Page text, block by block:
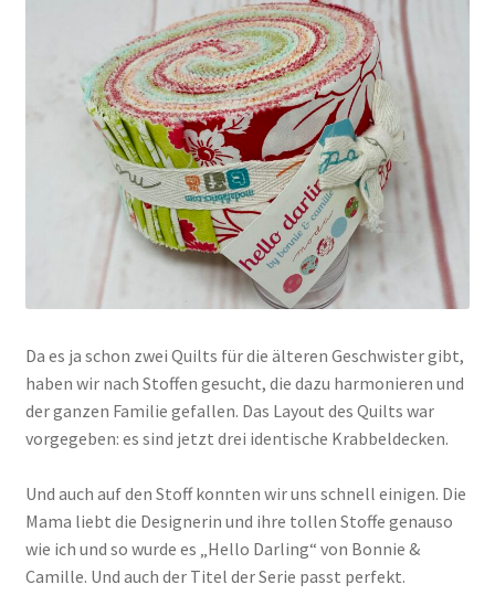
Da es ja schon zwei Quilts für die älteren Geschwister gibt,
haben wir nach Stoffen gesucht, die dazu harmonieren und
der ganzen Familie gefallen. Das Layout des Quilts war
vorgegeben: es sind jetzt drei identische Krabbeldecken.
Und auch auf den Stoff konnten wir uns schnell einigen. Die
Mama liebt die Designerin und ihre tollen Stoffe genauso
wie ich und so wurde es „Hello Darling“ von Bonnie &
Camille. Und auch der Titel der Serie passt perfekt.